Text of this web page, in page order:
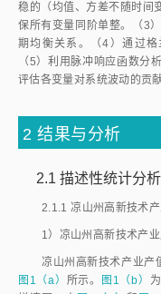
稳的（均值、方差不随时间
保所有变量同阶单整。（3
期均衡关系。（4）通过格
（5）利用脉冲响应函数分
评估各变量对系统波动的贡献
2 结果与分析
2.1 描述性统计分析
2.1.1 凉山州高新技术
1）凉山州高新技术产业
凉山州高新技术产业产
图1（a） 所示。 图1（b）